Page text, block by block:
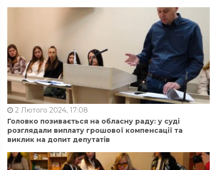
2 Лютого 2024, 17:08
Головко позивається на обласну раду: у суді
розглядали виплату грошової компенсації та
виклик на допит депутатів